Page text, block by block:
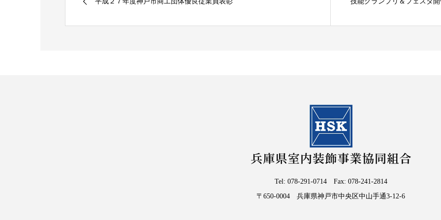
Tel: 078-291-0714 Fax: 078-241-2814
〒650-0004 兵庫県神戸市中央区中山手通3-12-6